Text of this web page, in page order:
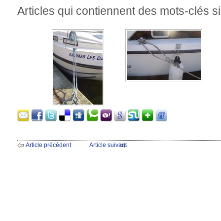
Articles qui contiennent des mots-clés
Article précédent Article suivant